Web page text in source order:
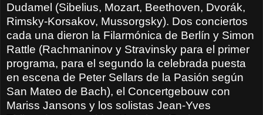
Dudamel (Sibelius, Mozart, Beethoven, Dvorák,
Rimsky-Korsakov, Mussorgsky). Dos conciertos
cada una dieron la Filarmónica de Berlín y Simon
Rattle (Rachmaninov y Stravinsky para el primer
programa, para el segundo la celebrada puesta
en escena de Peter Sellars de la Pasión según
San Mateo de Bach), el Concertgebouw con
Mariss Jansons y los solistas Jean-Yves